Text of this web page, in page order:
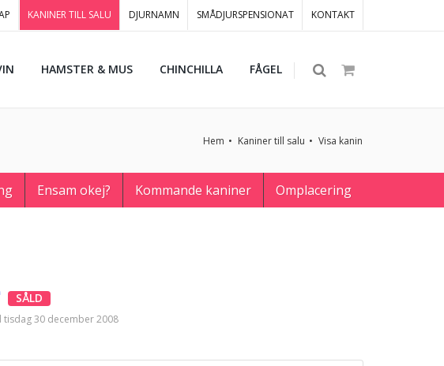
KANINER TILL SALU DJURNAMN SMÅDJURSPENSIONAT KONTAKT
HAMSTER & MUS CHINCHILLA FÅGEL
Hem Kaniner till salu Visa kanin
Ensam okej? Kommande kaniner Omplacering
SÅLD
tisdag 30 december 2008